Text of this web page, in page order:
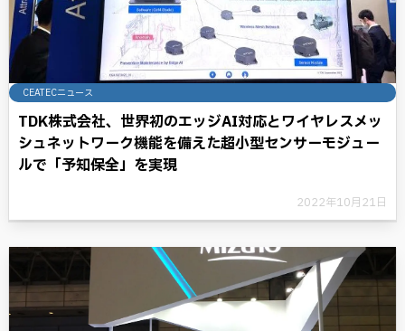
CEATECニュース
TDK株式会社、世界初のエッジAI対応とワイヤレスメッ
シュネットワーク機能を備えた超小型センサーモジュー
ルで「予知保全」を実現
2022年10月21日